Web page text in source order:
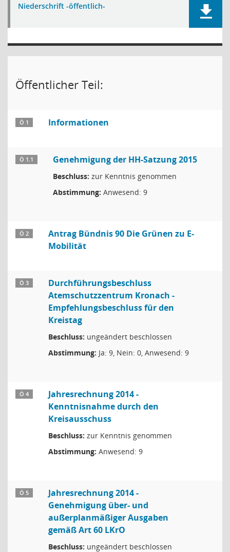
Niederschrift -öffentlich-
Öffentlicher Teil:
Ö 1 Informationen
Ö 1.1 Genehmigung der HH-Satzung 2015
Beschluss: zur Kenntnis genommen
Abstimmung: Anwesend: 9
Ö 2
Antrag Bündnis 90 Die Grünen zu E-
Mobilität
Ö 3
Durchführungsbeschluss
Atemschutzzentrum Kronach -
Empfehlungsbeschluss für den
Kreistag
Beschluss: ungeändert beschlossen
Abstimmung: Ja: 9, Nein: 0, Anwesend: 9
Ö 4
Jahresrechnung 2014 -
Kenntnisnahme durch den
Kreisausschuss
Beschluss: zur Kenntnis genommen
Abstimmung: Anwesend: 9
Ö 5
Jahresrechnung 2014 -
Genehmigung über- und
außerplanmäßiger Ausgaben
gemäß Art 60 LKrO
Beschluss: ungeändert beschlossen